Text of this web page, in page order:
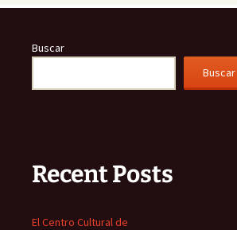
Buscar
Buscar
Recent Posts
El Centro Cultural de